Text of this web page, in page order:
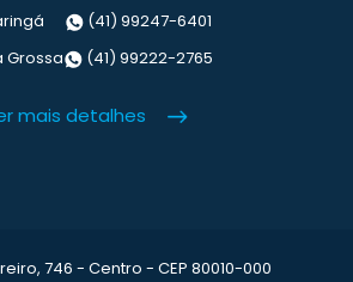
(41) 99247-6401
Grossa
(41) 99222-2765
mais detalhes
746 - Centro - CEP 80010-000